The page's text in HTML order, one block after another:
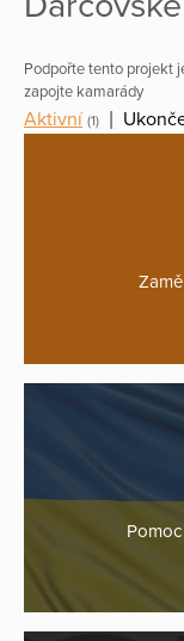
Podpořte tento projekt
zapojte kamarády
Aktivní (1)